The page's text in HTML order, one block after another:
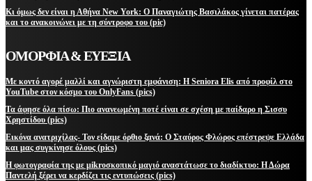
Κι όμως δεν είναι η Αθήνα New York: Ο Παναγιώτης Βασιλάκος γίνεται πατέρας
και το ανακοινώνει με τη σύντροφο του (pic)
ΟΜΟΡΦΙΑ & ΕΥΕΞΙΑ
Με κοντό αγορέ μαλλί και αγνώριστη εμφάνιση: Η Seniora Elis από προφίλ στο
YouTube στον κόσμο του OnlyFans (pics)
Τα άφησε όλα πίσω: Πιο ανανεωμένη ποτέ είναι σε σχέση με παίδαρο η Σισσυ
Χρηστίδου (pics)
Εικόνα ανατριχίλας- Τον είδαμε όρθιο ξανά: Ο Σταύρος Φλώρος επέστρεψε Ελλάδα
και μας συγκίνησε όλους (pics)
Η φωτογραφία της με μikroσκοπικό μαγιό αναστάτωσε το διαδίκτυο: Η Δώρα
Παντελή ξέρει να κερδίζει τις εντυπώσεις (pics)